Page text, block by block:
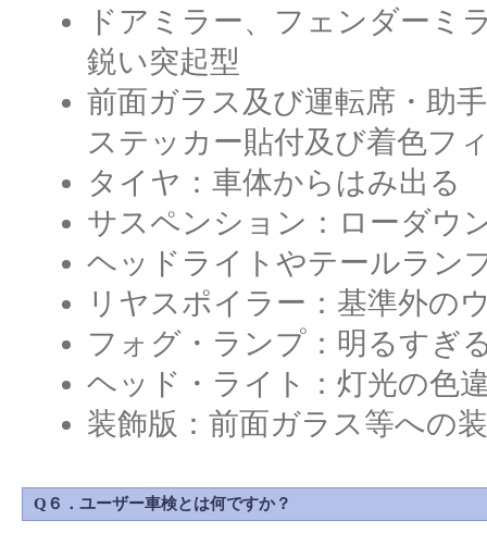
ドアミラー、フェンダーミ
鋭い突起型
前面ガラス及び運転席・助
ステッカー貼付及び着色フ
タイヤ：車体からはみ出る
サスペンション：ローダウ
ヘッドライトやテールラン
リヤスポイラー：基準外の
フォグ・ランプ：明るすぎ
ヘッド・ライト：灯光の色
装飾版：前面ガラス等への
Q６．ユーザー車検とは何ですか？